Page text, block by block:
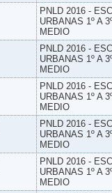
PNLD 2016 -
URBANAS 1º A
MEDIO
PNLD 2016 -
URBANAS 1º A
MEDIO
PNLD 2016 -
URBANAS 1º A
MEDIO
PNLD 2016 -
URBANAS 1º A
MEDIO
PNLD 2016 -
URBANAS 1º A
MEDIO